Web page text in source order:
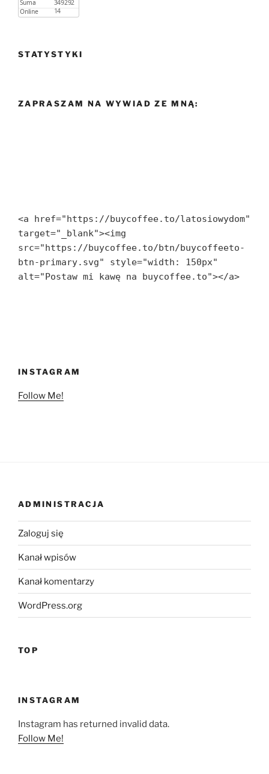
STATYSTYKI
ZAPRASZAM NA WYWIAD ZE MNĄ:
<a href="https://buycoffee.to/latosiowydom"
target="_blank"><img
src="https://buycoffee.to/btn/buycoffeeto-
btn-primary.svg" style="width: 150px"
alt="Postaw mi kawę na buycoffee.to"></a>
INSTAGRAM
Follow Me!
ADMINISTRACJA
Zaloguj się
Kanał wpisów
Kanał komentarzy
WordPress.org
TOP
INSTAGRAM
Instagram has returned invalid data.
Follow Me!